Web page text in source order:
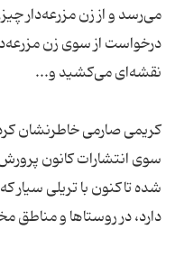
می‌رسد و از زن مزرعه‌دار
درخواست از سوی زن
نقشه‌ای می‌کشید و...
کریمی صارمی خاطرنشان
سوی انتشارات کانون
دارد، در روستاها و مناطق